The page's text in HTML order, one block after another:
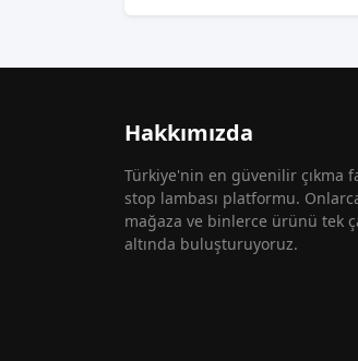
Hakkımızda
Türkiye'nin en güvenilir çıkma
stop lambası platformu.
mağaza ve binlerce ürünü tek
altında buluşturuyoruz.